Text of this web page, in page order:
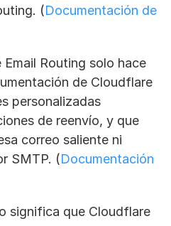
(Documentación de
Routing solo hace
de Cloudflare
personalizadas
de reenvío, y que
correo saliente ni
SMTP. (Documentación
significa que Cloudflare